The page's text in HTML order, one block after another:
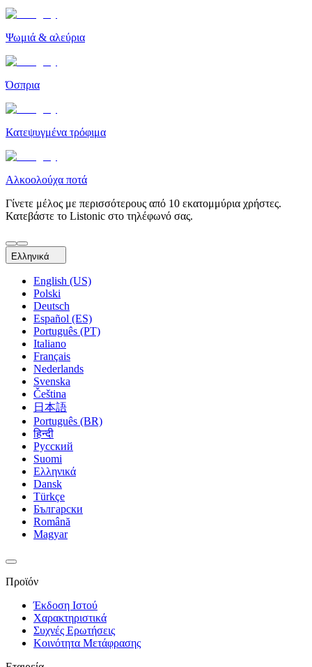
Ψωμιά & αλεύρια
Όσπρια
Κατεψυγμένα τρόφιμα
Αλκοολούχα ποτά
Γίνετε μέλος με περισσότερους από 10 εκατομμύρια χρήστες.
Κατεβάστε το Listonic στο τηλέφωνό σας.
Ελληνικά
English (US)
Polski
Deutsch
Español (ES)
Português (PT)
Italiano
Français
Nederlands
Svenska
Čeština
日本語
Português (BR)
हिन्दी
Русский
Suomi
Ελληνικά
Dansk
Türkçe
Български
Română
Magyar
Προϊόν
Έκδοση Ιστού
Χαρακτηριστικά
Συχνές Ερωτήσεις
Κοινότητα Μετάφρασης